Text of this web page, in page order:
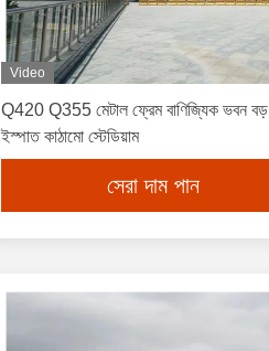
Video
Q420 Q355 মেটাল ফ্রেম বাণিজ্যিক ভবন বড়
ইস্পাত কাঠামো স্টেডিয়াম
সেরা দাম পান